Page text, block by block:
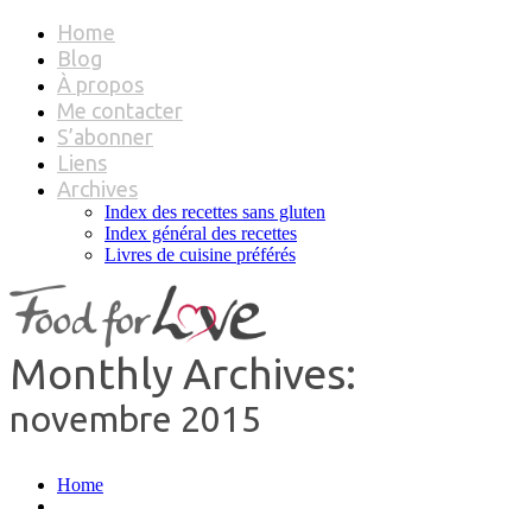
Home
Blog
À propos
Me contacter
S’abonner
Liens
Archives
Index des recettes sans gluten
Index général des recettes
Livres de cuisine préférés
Monthly Archives:
novembre 2015
Home